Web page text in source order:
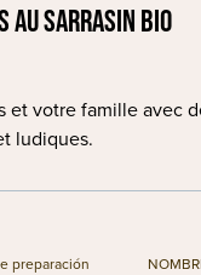
au Sarrasin BIO
et votre famille avec
ludiques.
preparación